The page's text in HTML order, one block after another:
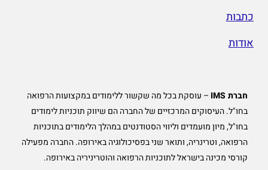
כתבות
אודות
חברת IMS
– עוסקת בכל מה שקשור ללימודים במקצועות הרפואה
בחו"ל. העיסוקים המרכזיים של החברה הם שיווק תוכניות לימודים
בחו"ל, מיון מועמדים וליווי הסטודנטים במהלך הלימודים בתוכניות
הרפואה, וטרינריה, ותואר שני בפסיכולוגיה באירופה. החברה מפעילה
קורסי מכינה בישראל לתוכניות הרפואה והוטריניריה באירופה.